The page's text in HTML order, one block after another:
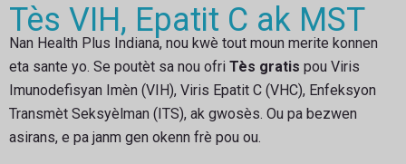
Tès VIH, Epatit C ak MST
Nan Health Plus Indiana, nou kwè tout moun merite konnen
eta sante yo. Se poutèt sa nou ofri Tès gratis pou Viris
Imunodefisyan Imèn (VIH), Viris Epatit C (VHC), Enfeksyon
Transmèt Seksyèlman (ITS), ak gwosès. Ou pa bezwen
asirans, e pa janm gen okenn frè pou ou.